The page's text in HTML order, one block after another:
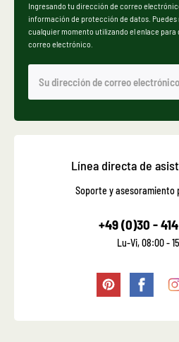
Ingresando tu dirección de correo
información de protección de datos.
cualquier momento utilizando el enlace para
correo electrónico.
Línea directa de
Soporte y asesoramiento
+49 (0)30 -
Lu-Vi, 08:00 -